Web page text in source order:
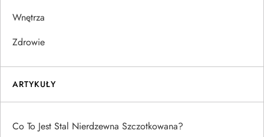
Wnętrza
Zdrowie
ARTYKUŁY
Co To Jest Stal Nierdzewna Szczotkowana?